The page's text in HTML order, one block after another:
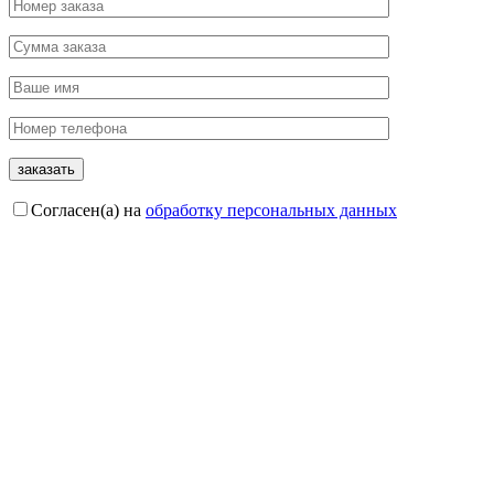
Согласен(а) на обработку персональных данных